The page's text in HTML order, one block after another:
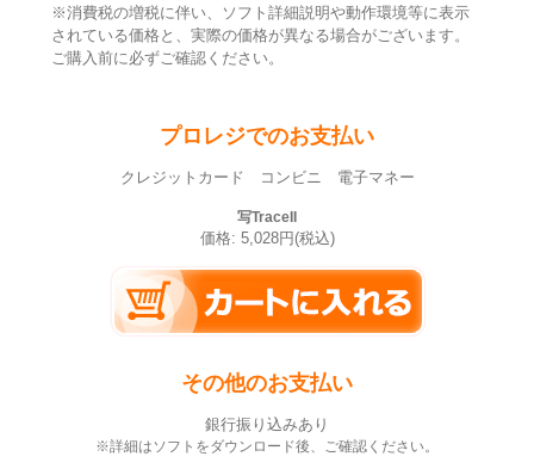
※消費税の増税に伴い、ソフト詳細説明や動作環境等に表示
されている価格と、実際の価格が異なる場合がございます。
ご購入前に必ずご確認ください。
プロレジでのお支払い
クレジットカード コンビニ 電子マネー
写TraceII
価格: 5,028円(税込)
その他のお支払い
銀行振り込みあり
※詳細はソフトをダウンロード後、ご確認ください。